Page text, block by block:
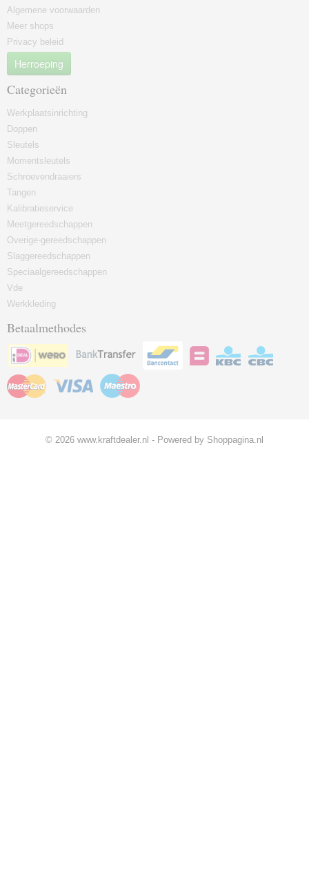
Algemene voorwaarden
Meer shops
Privacy beleid
Herroeping
Categorieën
Werkplaatsinrichting
Doppen
Sleutels
Momentsleutels
Schroevendraaiers
Tangen
Kalibratieservice
Meetgereedschappen
Overige-gereedschappen
Slaggereedschappen
Speciaalgereedschappen
Vde
Werkkleding
Betaalmethodes
© 2026 www.kraftdealer.nl - Powered by Shoppagina.nl